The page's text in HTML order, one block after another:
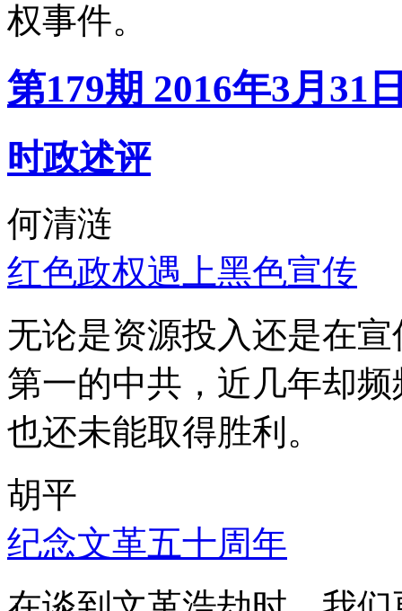
权事件。
第179期 2016年3月31
时政述评
何清涟
红色政权遇上黑色宣传
无论是资源投入还是在
第一的中共，近几年却
也还未能取得胜利。
胡平
纪念文革五十周年